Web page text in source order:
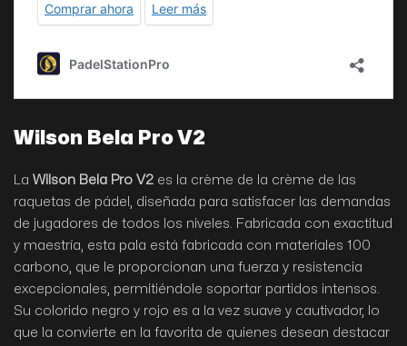
Wilson Bela Pro V2
La Wilson Bela Pro V2 es la crème de la crème de las
raquetas de pádel, diseñada para satisfacer las demandas
de jugadores de todos los niveles. Fabricada con exactitud
y maestría, esta pala está fabricada con materiales 100
carbono, que le proporcionan una fuerza y resistencia
excepcionales, permitiéndole soportar partidos intensos.
Su colorido negro y rojo es a la vez suave y cautivador, lo
que la convierte en la favorita de quienes desean destacar